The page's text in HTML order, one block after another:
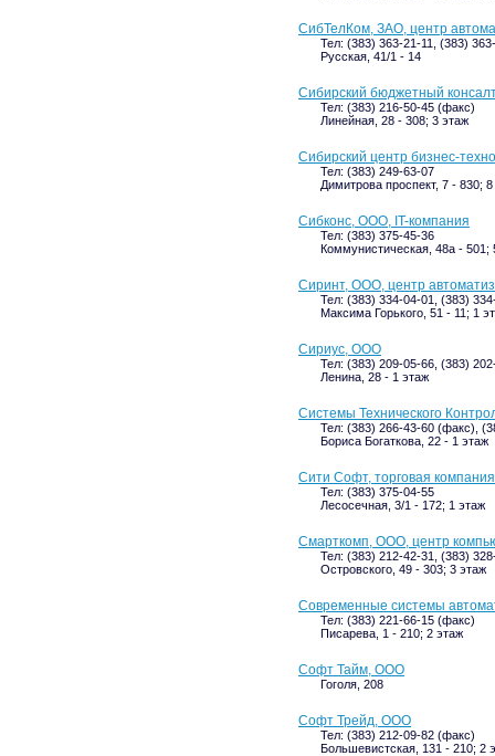
СибТелКом, ЗАО, центр
Тел: (383) 363-21-11, (383)
Русская, 41/1 - 14
Сибирский бюджетный
Тел: (383) 216-50-45 (факс)
Линейная, 28 - 308; 3 этаж
Сибирский центр бизнес-
Тел: (383) 249-63-07
Димитрова проспект, 7 - 830;
Сибконс, ООО, IT-компания
Тел: (383) 375-45-36
Коммунистическая, 48а - 501;
Сиринт, ООО, центр
Тел: (383) 334-04-01, (383)
Максима Горького, 51 - 11; 1
Сириус, ООО
Тел: (383) 209-05-66, (383)
Ленина, 28 - 1 этаж
Системы Технического
Тел: (383) 266-43-60 (факс),
Бориса Богаткова, 22 - 1 этаж
Сити Софт, торговая компания
Тел: (383) 375-04-55
Лесосечная, 3/1 - 172; 1 этаж
Смарткомп, ООО, центр
Тел: (383) 212-42-31, (383)
Островского, 49 - 303; 3 этаж
Современные системы
Тел: (383) 221-66-15 (факс)
Писарева, 1 - 210; 2 этаж
Софт Тайм, ООО
Гоголя, 208
Софт Трейд, ООО
Тел: (383) 212-09-82 (факс)
Большевистская, 131 - 210; 2